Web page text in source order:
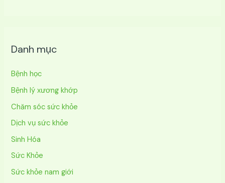
Danh mục
Bệnh học
Bệnh lý xương khớp
Chăm sóc sức khỏe
Dịch vụ sức khỏe
Sinh Hóa
Sức Khỏe
Sức khỏe nam giới